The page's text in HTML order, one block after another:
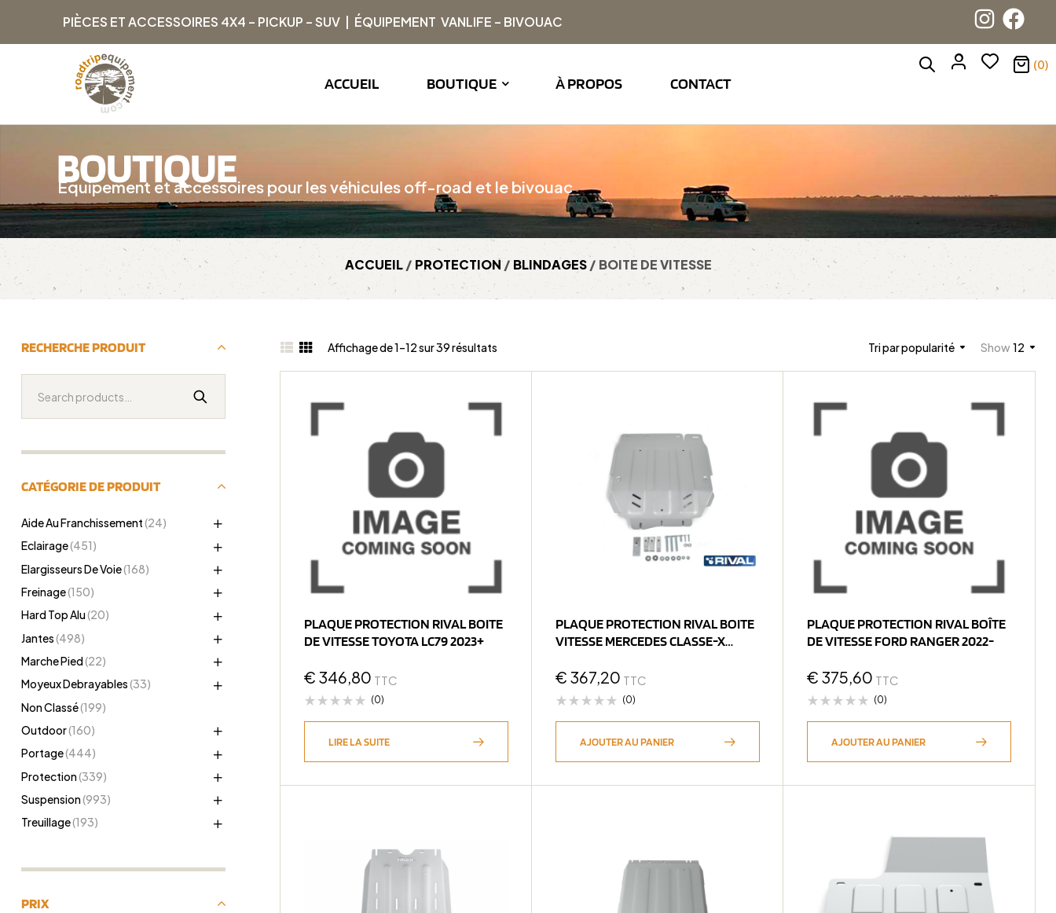
PIÈCES ET ACCESSOIRES 4X4 – PICKUP – SUV | ÉQUIPEMENT VANLIFE – BIVOUAC
ACCUEIL BOUTIQUE À PROPOS CONTACT
(0)
BOUTIQUE
Équipement et accessoires pour les véhicules off-road et le bivouac
ACCUEIL/ PROTECTION/ BLINDAGES/ BOITE DE VITESSE
Affichage de 1–12 sur 39 résultats Tri par popularité Show12
PLAQUE PROTECTION RIVAL BOITE
DE VITESSE TOYOTA LC79 2023+
€ 346,80 TTC
(0)
LIRE LA SUITE
PLAQUE PROTECTION RIVAL BOITE
VITESSE MERCEDES CLASSE-X
€ 367,20 TTC
(0)
AJOUTER AU PANIER
PLAQUE PROTECTION RIVAL BOÎTE
DE VITESSE FORD RANGER 2022-
€ 375,60 TTC
(0)
AJOUTER AU PANIER
RECHERCHE PRODUIT
CATÉGORIE DE PRODUIT
Aide Au Franchissement(24)
Eclairage(451)
Elargisseurs De Voie(168)
Freinage(150)
Hard Top Alu(20)
Jantes(498)
Marche Pied(22)
Moyeux Debrayables(33)
Non Classé(199)
Outdoor(160)
Portage(444)
Protection(339)
Suspension(993)
Treuillage(193)
PRIX